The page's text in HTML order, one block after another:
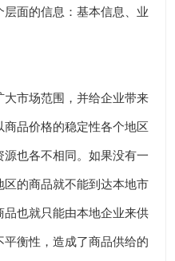
面的信息：基本信息、业
市场范围，并给企业带来
品价格的稳定性各个地区
也各不相同。如果没有一
的商品就不能到达本地市
也就只能由本地企业来供
衡性，造成了商品供给的